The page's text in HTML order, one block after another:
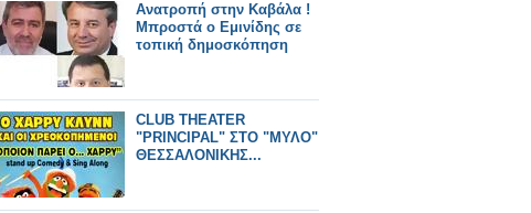
Ανατροπή στην Καβάλα !
Μπροστά ο Εμινίδης σε
τοπική δημοσκόπηση
CLUB THEATER
"PRINCIPAL" ΣΤΟ "ΜΥΛΟ"
ΘΕΣΣΑΛΟΝΙΚΗΣ...